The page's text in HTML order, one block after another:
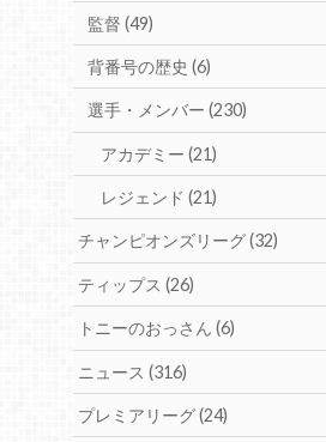
監督 (49)
背番号の歴史 (6)
選手・メンバー (230)
アカデミー(21)
レジェンド(21)
チャンピオンズリーグ(32)
ティップス(26)
トニーのおっさん(6)
ニュース(316)
プレミアリーグ(24)